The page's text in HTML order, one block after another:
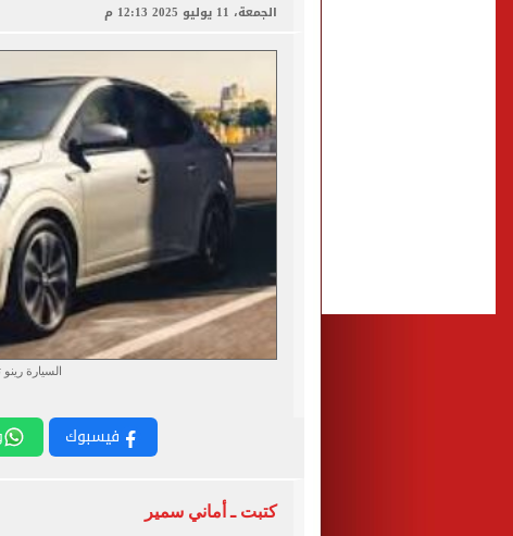
الجمعة، 11 يوليو 2025 12:13 م
السيارة رينو
فيسبوك
كتبت ـ أماني سمير